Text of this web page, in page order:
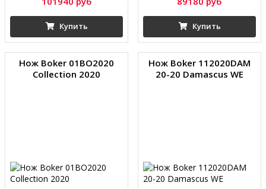
Купить Купить
Нож Boker 01BO2020
Collection 2020
Нож Boker 112020DAM
20-20 Damascus WE